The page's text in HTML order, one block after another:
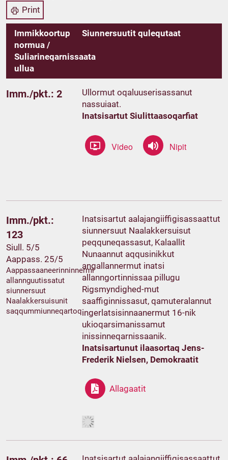
Print
Immikkoortup
normua /
Suliarineqarnissaata
ullua
Siunnersuutit qulequtaat
Imm./pkt.: 2
Ullormut oqaluuserisassanut
nassuiaat.
Inatsisartut Siulittaasoqarfiat
Imm./pkt.:
123
Siull. 5/5
Aappass. 25/5
Aappassaaneerinninnermi
allannguutissatut
siunnersuut
Naalakkersuisunit
saqqummiunneqartoq
Inatsisartut aalajangiiffigisassaattut
siunnersuut Naalakkersuisut
peqquneqassasut, Kalaallit
Nunaannut aqqusinikkut
angallannermut inatsi
allanngortinnissaa pillugu
Rigsmyndighed-mut
saaffiginnissasut, qamuteralannut
ingerlatsisinnaanermut 16-nik
ukioqarsimanissamut
inissinneqarnissaanik.
Inatsisartunut ilaasortaq Jens-
Frederik Nielsen, Demokraatit
Allagaatit